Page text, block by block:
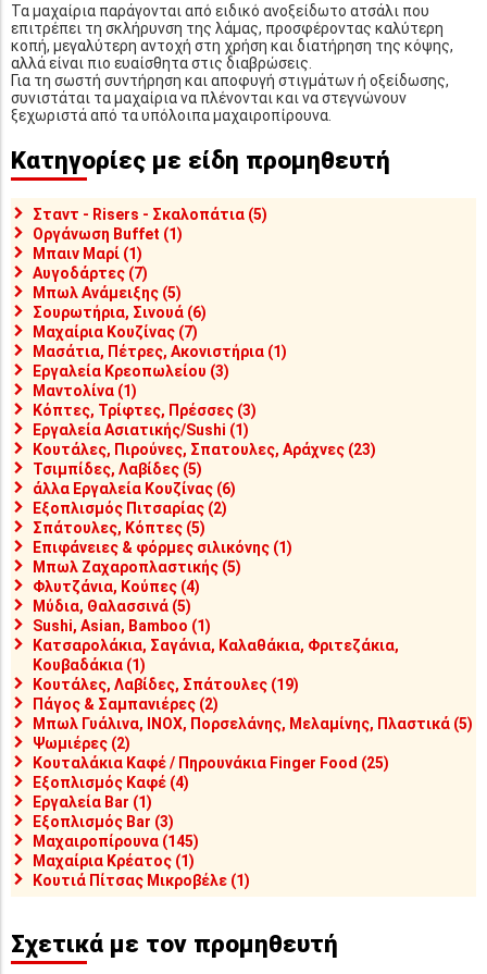
Τα μαχαίρια παράγονται από ειδικό ανοξείδωτο ατσάλι που
επιτρέπει τη σκλήρυνση της λάμας, προσφέροντας καλύτερη
κοπή, μεγαλύτερη αντοχή στη χρήση και διατήρηση της κόψης,
αλλά είναι πιο ευαίσθητα στις διαβρώσεις.
Για τη σωστή συντήρηση και αποφυγή στιγμάτων ή οξείδωσης,
συνιστάται τα μαχαίρια να πλένονται και να στεγνώνουν
ξεχωριστά από τα υπόλοιπα μαχαιροπίρουνα.
Κατηγορίες με είδη προμηθευτή
Σταντ - Risers - Σκαλοπάτια (5)
Οργάνωση Buffet (1)
Μπαιν Μαρί (1)
Αυγοδάρτες (7)
Μπωλ Ανάμειξης (5)
Σουρωτήρια, Σινουά (6)
Μαχαίρια Κουζίνας (7)
Μασάτια, Πέτρες, Ακονιστήρια (1)
Εργαλεία Κρεοπωλείου (3)
Μαντολίνα (1)
Κόπτες, Τρίφτες, Πρέσσες (3)
Εργαλεία Ασιατικής/Sushi (1)
Κουτάλες, Πιρούνες, Σπατουλες, Αράχνες (23)
Τσιμπίδες, Λαβίδες (5)
άλλα Εργαλεία Κουζίνας (6)
Εξοπλισμός Πιτσαρίας (2)
Σπάτουλες, Κόπτες (5)
Επιφάνειες & φόρμες σιλικόνης (1)
Μπωλ Ζαχαροπλαστικής (5)
Φλυτζάνια, Κούπες (4)
Μύδια, Θαλασσινά (5)
Sushi, Asian, Bamboo (1)
Κατσαρολάκια, Σαγάνια, Καλαθάκια, Φριτεζάκια,
Κουβαδάκια (1)
Κουτάλες, Λαβίδες, Σπάτουλες (19)
Πάγος & Σαμπανιέρες (2)
Μπωλ Γυάλινα, INOX, Πορσελάνης, Μελαμίνης, Πλαστικά (5)
Ψωμιέρες (2)
Κουταλάκια Καφέ / Πηρουνάκια Finger Food (25)
Εξοπλισμός Καφέ (4)
Εργαλεία Bar (1)
Εξοπλισμός Bar (3)
Μαχαιροπίρουνα (145)
Μαχαίρια Κρέατος (1)
Κουτιά Πίτσας Μικροβέλε (1)
Σχετικά με τον προμηθευτή